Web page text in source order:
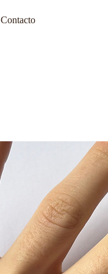
Contacto